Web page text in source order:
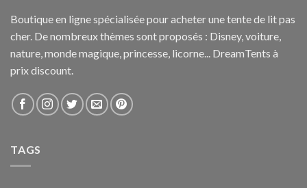
Boutique en ligne spécialisée pour acheter une tente de lit pas
cher. De nombreux thèmes sont proposés : Disney, voiture,
nature, monde magique, princesse, licorne... DreamTents à
prix discount.
TAGS